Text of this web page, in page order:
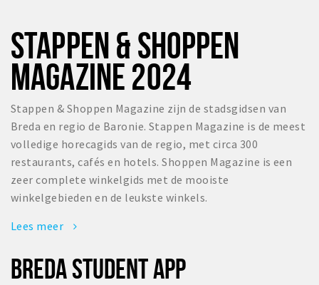
STAPPEN & SHOPPEN
MAGAZINE 2024
Stappen & Shoppen Magazine zijn de stadsgidsen van
Breda en regio de Baronie. Stappen Magazine is de meest
volledige horecagids van de regio, met circa 300
restaurants, cafés en hotels. Shoppen Magazine is een
zeer complete winkelgids met de mooiste
winkelgebieden en de leukste winkels.
Lees meer
BREDA STUDENT APP